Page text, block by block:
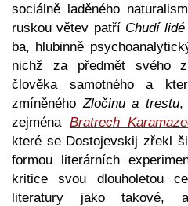
sociálně laděného
ruskou větev patří Chudí lidé
ba, hlubinně
nichž za předmět svého
člověka samotného a
zmíněného Zločinu a trestu,
zejména Bratrech
které se Dostojevskij zřekl
formou literárních
kritice svou dlouholetou
literatury jako takové,